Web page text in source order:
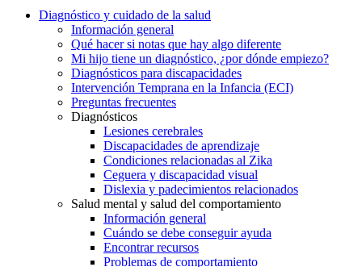
Diagnóstico y cuidado de la salud
Información general
Qué hacer si notas que hay algo diferente
Mi hijo tiene un diagnóstico, ¿por dónde empiezo?
Diagnósticos para discapacidades
Intervención Temprana en la Infancia (ECI)
Preguntas frecuentes
Diagnósticos
Lesiones cerebrales
Discapacidades de aprendizaje
Condiciones relacionadas al Zika
Ceguera y discapacidad visual
Dislexia y padecimientos relacionados
Salud mental y salud del comportamiento
Información general
Cuándo se debe conseguir ayuda
Encontrar recursos
Problemas de comportamiento